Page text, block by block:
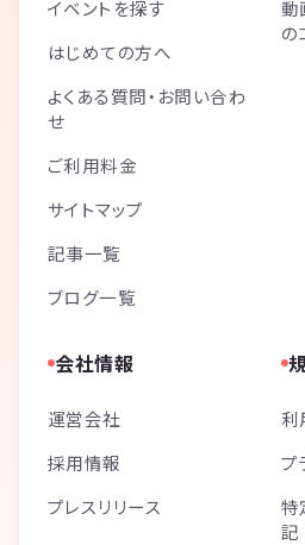
イベントを探す
はじめての方へ
よくある質問・お問い合わ
せ
ご利用料金
サイトマップ
記事一覧
ブログ一覧
動
の
会社情報
運営会社
採用情報
プレスリリース
利
プ
特
記